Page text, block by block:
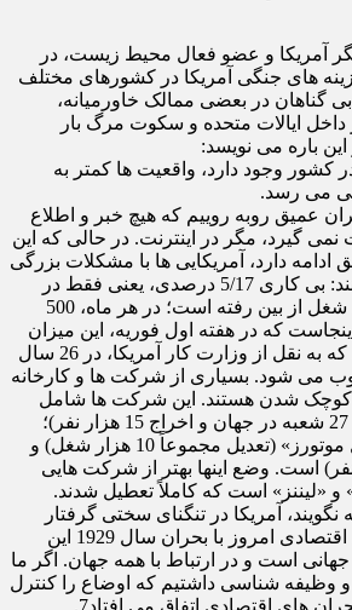
نویسنده دیگر آمریکا و عضو فعال محیط زیست، در
های جنگی آمریکا در کشورهای مختلف
گناهان در بعضی ممالک خاورمیانه،
داخل ایالات متحده و سکوت مرگ بار
باره می نویسد:
کشور وجود دارد، واقعیت ها کمتر به
می رسد.
عمیق روبه روییم که هیچ خبر و اطلاع
گیرد، مگر در اینترنت. در حالی که این
ادامه دارد، آمریکایی ها با مشکلات بزرگی
دست و پنجه نرم می کنند: بی کاری 5/17 درصدی، یعنی فقط در
سال گذشته 6/2 میلیون شغل از بین رفته است؛ در هر ماه، 500
که در هفته اول فوریه، این میزان
به 626 هزار شغل رسید که به نقل از وزارت کار آمریکا، در 26 سال
می شود. بسیاری از شرکت ها و کارخانه
کوچک شدن هستند. این شرکت ها شامل
«پاناسونیک» (با تعطیلی 27 شعبه در جهان و اخراج 15 هزار نفر)؛
«هوم دی پات»؛ «جنرال موتورز» (تعدیل مجموعاً 10 هزار شغل) و
7 هزار نفر) است. وضع اینها بهتر از شرکت هایی
«لیننز» است که کاملاً تعطیل شدند.
آمریکا در تنگنای سختی گرفتار
است. تنها تفاوت بحران اقتصادی امروز با بحران سال 1929 این
است و در ارتباط با همه جهان. اگر ما
وظیفه شناسی داشتیم که اوضاع را کنترل
های اقتصادی اتفاق می افتاد7.